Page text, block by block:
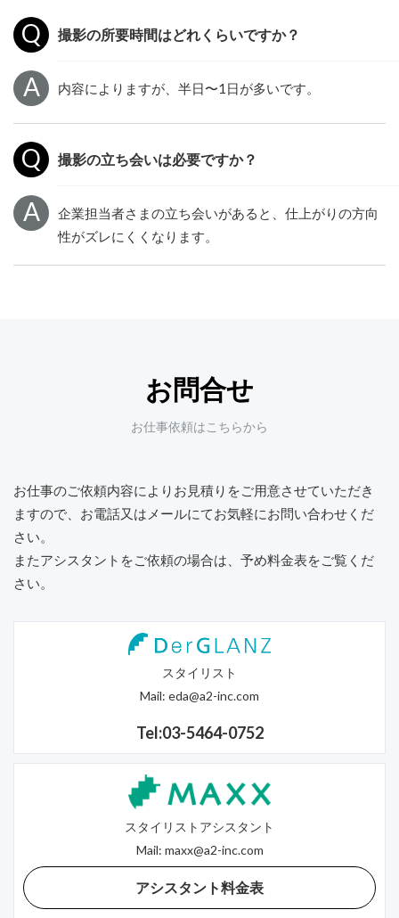
撮影の所要時間はどれくらいですか？
内容によりますが、半日〜1日が多いです。
撮影の立ち会いは必要ですか？
企業担当者さまの立ち会いがあると、仕上がりの方向
性がズレにくくなります。
お問合せ
お仕事依頼はこちらから
お仕事のご依頼内容によりお見積りをご用意させていただき
ますので、 お電話又はメールにてお気軽にお問い合わせくだ
さい。
またアシスタントをご依頼の場合は、予め料金表をご覧くだ
さい。
スタイリスト
Mail: eda@a2-inc.com
Tel:03-5464-0752
スタイリストアシスタント
Mail: maxx@a2-inc.com
アシスタント料金表